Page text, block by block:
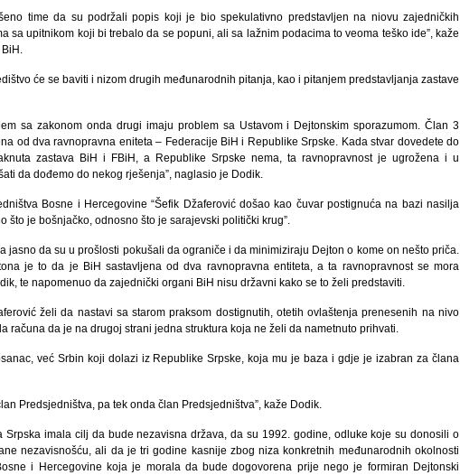
time da su podržali popis koji je bio spekulativno predstavljen na niovu zajedničkih
sa upitnikom koji bi trebalo da se popuni, ali sa lažnim podacima to veoma teško ide”, kaže
će se baviti i nizom drugih međunarodnih pitanja, kao i pitanjem predstavljanja zastave
sa zakonom onda drugi imaju problem sa Ustavom i Dejtonskim sporazumom. Član 3
od dva ravnopravna eniteta – Federacije BiH i Republike Srpske. Kada stvar dovedete do
zastava BiH i FBiH, a Republike Srpske nema, ta ravnopravnost je ugrožena i u
da dođemo do nekog rješenja”, naglasio je Dodik.
Bosne i Hercegovine “Šefik Džaferović došao kao čuvar postignuća na bazi nasilja
što je bošnjačko, odnosno što je sarajevski politički krug”.
jasno da su u prošlosti pokušali da ograniče i da minimiziraju Dejton o kome on nešto priča.
je to da je BiH sastavljena od dva ravnopravna entiteta, a ta ravnopravnost se mora
te napomenuo da zajednički organi BiH nisu državni kako se to želi predstaviti.
želi da nastavi sa starom praksom dostignutih, otetih ovlaštenja prenesenih na nivo
računa da je na drugoj strani jedna struktura koja ne želi da nametnuto prihvati.
već Srbin koji dolazi iz Republike Srpske, koja mu je baza i gdje je izabran za člana
Predsjedništva, pa tek onda član Predsjedništva”, kaže Dodik.
Srpska imala cilj da bude nezavisna država, da su 1992. godine, odluke koje su donosili o
nezavisnošću, ali da je tri godine kasnije zbog niza konkretnih međunarodnih okolnosti
i Hercegovine koja je morala da bude dogovorena prije nego je formiran Dejtonski